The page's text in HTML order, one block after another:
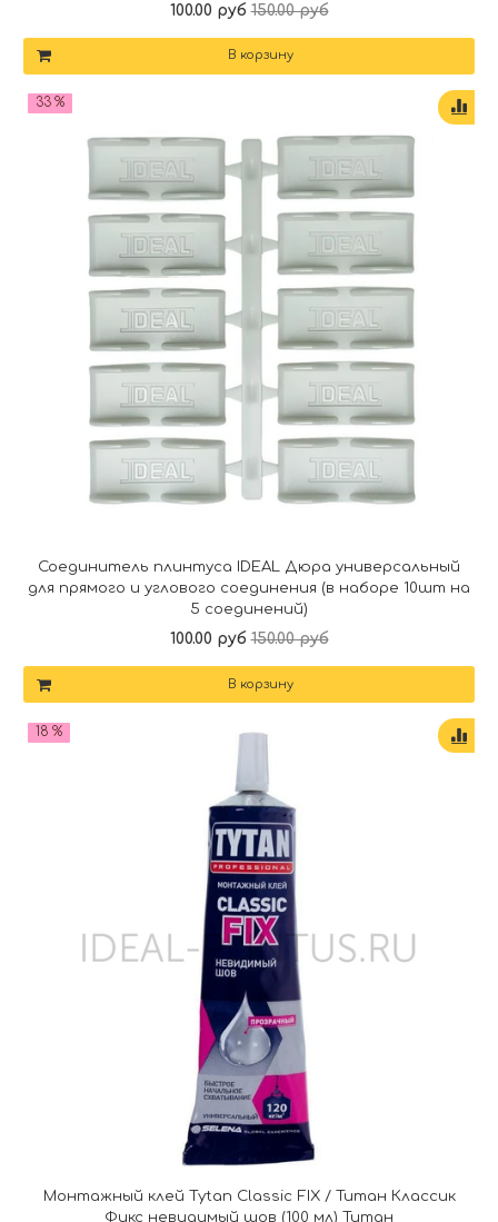
100.00 руб 150.00 руб
В корзину
33 %
Соединитель плинтуса IDEAL Дюра универсальный
для прямого и углового соединения (в наборе 10шт на
5 соединений)
100.00 руб 150.00 руб
В корзину
18 %
Монтажный клей Tytan Classic FIX / Титан Классик
Фикс невидимый шов (100 мл) Титан